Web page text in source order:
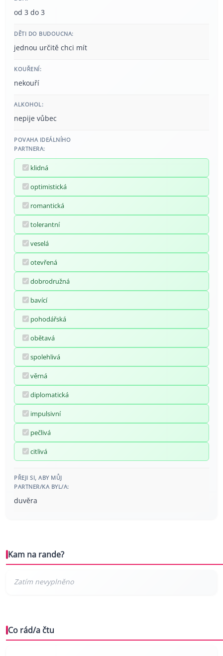
od 3 do 3
DĚTI DO BUDOUCNA:
jednou určitě chci mít
KOUŘENÍ:
nekouří
ALKOHOL:
nepije vůbec
POVAHA IDEÁLNÍHO
PARTNERA:
klidná
optimistická
romantická
tolerantní
veselá
otevřená
dobrodružná
bavící
pohodářská
obětavá
spolehlivá
věrná
diplomatická
impulsivní
pečlivá
citlivá
PŘEJI SI, ABY MŮJ
PARTNER/KA BYL/A:
duvěra
Kam na rande?
Co rád/a čtu